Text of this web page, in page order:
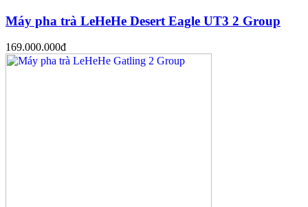
Máy pha trà LeHeHe Desert Eagle UT3 2 Group
169.000.000đ